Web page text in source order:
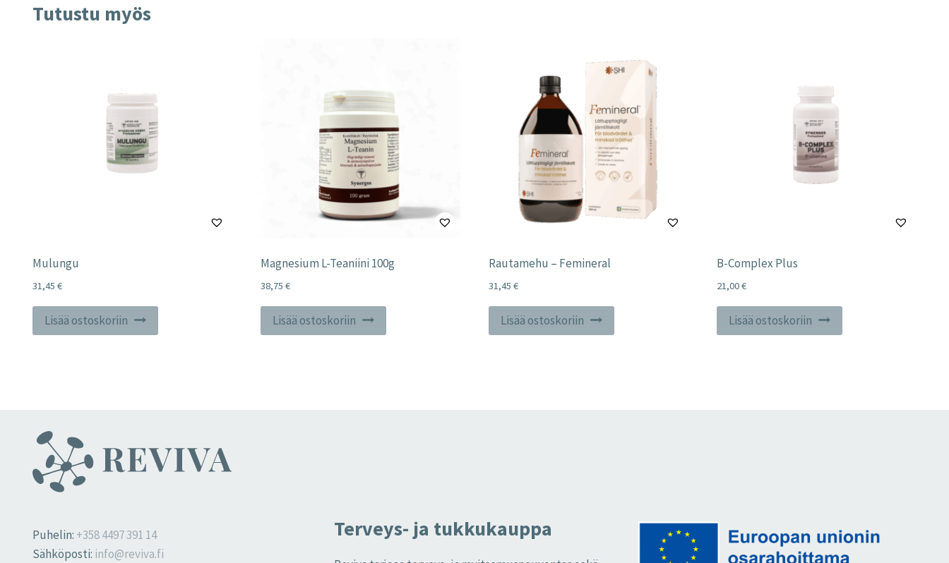
Tutustu myös
Mulungu
31,45 €
Lisää ostoskoriin
Magnesium L-Teaniini 100g
38,75 €
Lisää ostoskoriin
Rautamehu – Femineral
31,45 €
Lisää ostoskoriin
B-Complex Plus
21,00€
Lisää ostoskoriin
Puhelin: +358 4497 391 14
Sähköposti: info@reviva.fi
Terveys- ja tukkukauppa